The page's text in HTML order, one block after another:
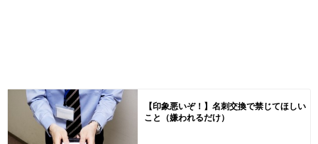
【印象悪いぞ！】名刺交換で禁じてほしい
こと（嫌われるだけ）